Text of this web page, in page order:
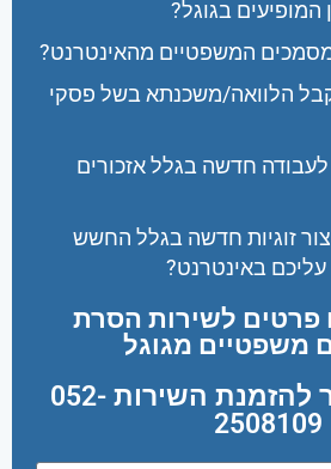
בגוגל?
המשפטיים מהאינטרנט?
הלוואה/משכנתא בשל פסקי
חדשה בגלל אזכורים
זוגיות חדשה בגלל החשש
באינטרנט?
פרטים לשירות הסרת
משפטיים מגוגל
ניתן להתקשר להזמנת השירות 052-
2508109